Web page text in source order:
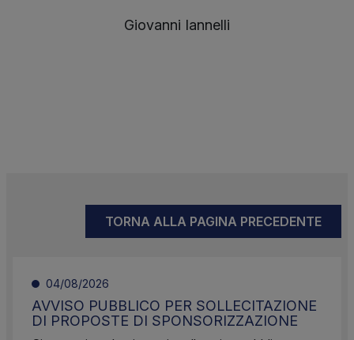
Giovanni Iannelli
TORNA ALLA PAGINA PRECEDENTE
04/08/2026
AVVISO PUBBLICO PER SOLLECITAZIONE
DI PROPOSTE DI SPONSORIZZAZIONE